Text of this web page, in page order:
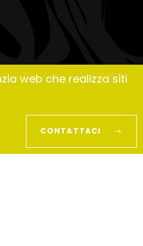
web che realizza siti
CONTATTACI